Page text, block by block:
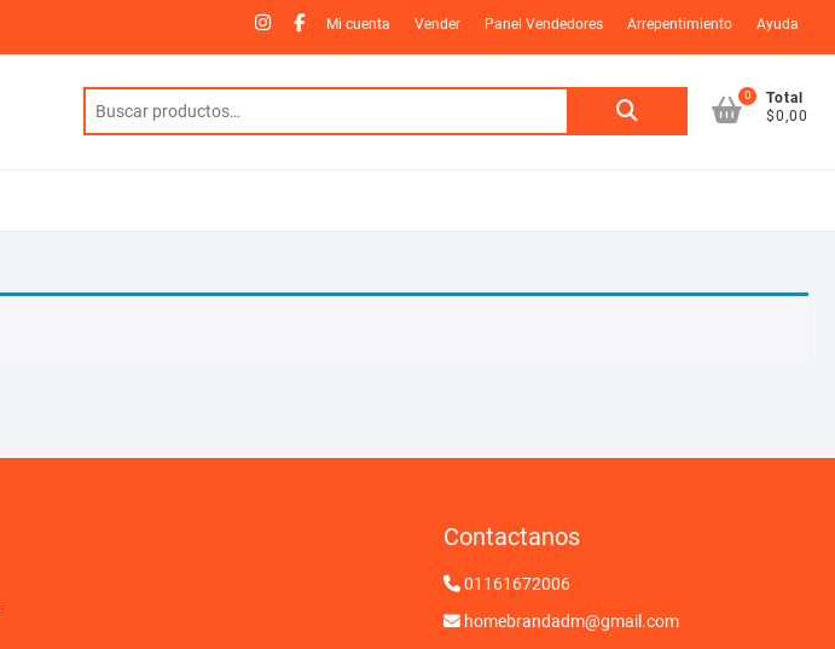
Instagram
Facebook
Mi cuenta Vender Panel Vendedores Arrepentimiento Ayuda
Buscar
0
Total
$0,00
Contactanos
01161672006
homebrandadm@gmail.com